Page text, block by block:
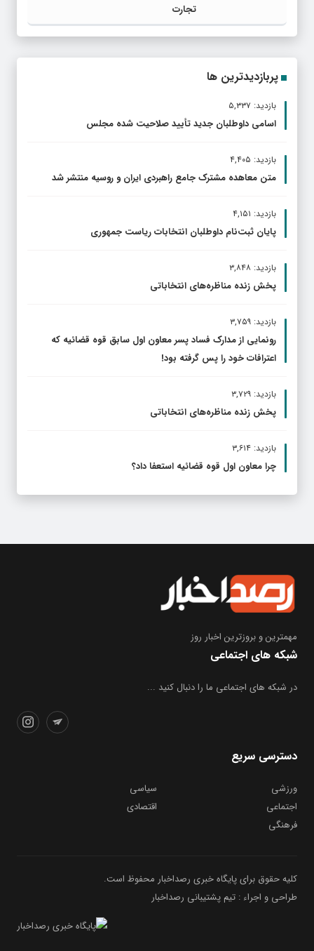
تجارت
پربازدیدترین ها
بازدید: ۵,۳۳۷
اسامی داوطلبان جدید تأیید صلاحیت شده مجلس
بازدید: ۴,۴۰۵
متن معاهده مشترک جامع راهبردی ایران و روسیه منتشر شد
بازدید: ۴,۱۵۱
پایان ثبت‌نام داوطلبان انتخابات ریاست جمهوری
بازدید: ۳,۸۴۸
پخش زنده مناظره‌های انتخاباتی
بازدید: ۳,۷۵۹
رونمایی از مدارک فساد پسر معاون اول سابق قوه قضائیه که
اعترافات خود را پس گرفته بود!
بازدید: ۳,۷۲۹
پخش زنده مناظره‌های انتخاباتی
بازدید: ۳,۶۱۴
چرا معاون اول قوه قضائیه استعفا داد؟
مهمترین و بروز‌ترین اخبار روز
شبکه های اجتماعی
در شبکه های اجتماعی ما را دنبال کنید ...
دسترسی سریع
ورزشی
سیاسی
اجتماعی
اقتصادی
فرهنگی
کلیه حقوق برای پایگاه خبری رصداخبار محفوظ است.
طراحی و اجراء : تیم پشتیبانی رصداخبار